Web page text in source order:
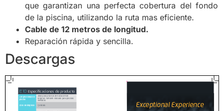
que garantizan una perfecta cobertura del fondo
de la piscina, utilizando la ruta mas eficiente.
Cable de 12 metros de longitud.
Reparación rápida y sencilla.
Descargas